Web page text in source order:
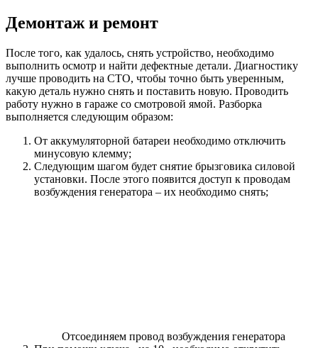
Демонтаж и ремонт
После того, как удалось, снять устройство, необходимо
выполнить осмотр и найти дефектные детали. Диагностику
лучше проводить на СТО, чтобы точно быть уверенным,
какую деталь нужно снять и поставить новую. Проводить
работу нужно в гараже со смотровой ямой. Разборка
выполняется следующим образом:
От аккумуляторной батареи необходимо отключить
минусовую клемму;
Следующим шагом будет снятие брызговика силовой
установки. После этого появится доступ к проводам
возбуждения генератора – их необходимо снять;
Отсоединяем провод возбуждения генератора